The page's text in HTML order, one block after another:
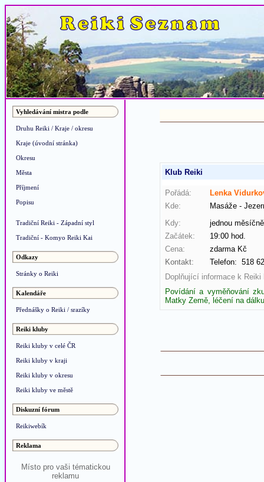
Vyhledávání mistra podle
Druhu Reiki / Kraje / okresu
Kraje (úvodní stránka)
Okresu
Města
Příjmení
Popisu
Tradiční Reiki - Západní styl
Tradiční - Komyo Reiki Kai
Odkazy
Stránky o Reiki
Kalendáře
Přednášky o Reiki / srazíky
Reiki kluby
Reiki kluby v celé ČR
Reiki kluby v kraji
Reiki kluby v okresu
Reiki kluby ve městě
Diskuzní fórum
Reikiwebík
Reklama
Místo pro vaši tématickou
reklamu
Klub Reiki
Pořádá:
Lenka
Kde:
Masáže -
Kdy:
jednou
Začátek:
19:00 hod.
Cena:
zdarma Kč
Kontakt:
Telefon: 518
Doplňující informace k Reiki
Povídání a vyměňování
Matky Země, léčení na